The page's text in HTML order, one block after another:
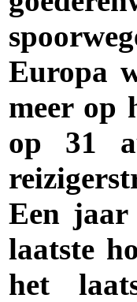
Europa
meer op
op 31
Een
laatste
het